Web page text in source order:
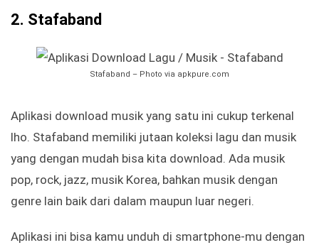
2. Stafaband
Stafaband – Photo via apkpure.com
Aplikasi download musik yang satu ini cukup terkenal
lho. Stafaband memiliki jutaan koleksi lagu dan musik
yang dengan mudah bisa kita download. Ada musik
pop, rock, jazz, musik Korea, bahkan musik dengan
genre lain baik dari dalam maupun luar negeri.
Aplikasi ini bisa kamu unduh di smartphone-mu dengan